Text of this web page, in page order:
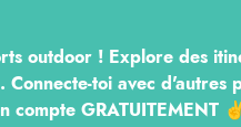
outdoor ! Explore des
toi avec d'autres
compte GRATUITEMENT